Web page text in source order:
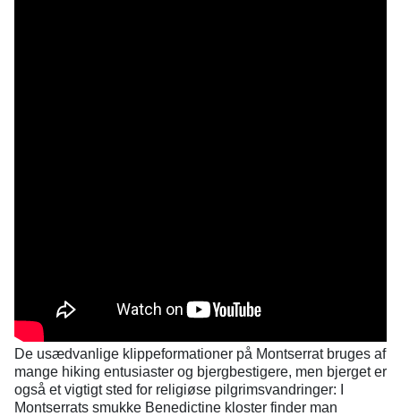
De usædvanlige klippeformationer på Montserrat bruges af
mange hiking entusiaster og bjergbestigere, men bjerget er
også et vigtigt sted for religiøse pilgrimsvandringer: I
Montserrats smukke Benedictine kloster finder man